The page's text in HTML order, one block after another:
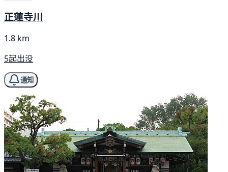
正蓮寺川
1.8 km
5起出没
通知